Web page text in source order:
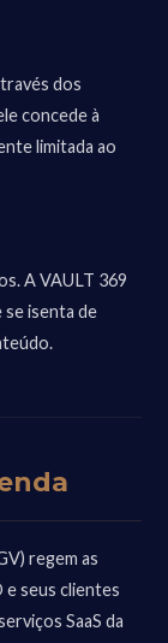
dos
concede à
limitada ao
A VAULT 369
isenta de
regem as
seus clientes
SaaS da